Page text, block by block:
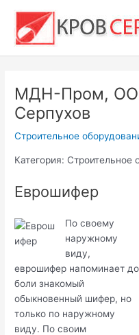
содержимому
МДН-Пром,
Серпухов
Строительное
Категория: Строительное
Еврошифер
По своему
наружному
виду,
еврошифер напоминает до
боли знакомый
обыкновенный шифер, но
только по наружному
виду. По своим